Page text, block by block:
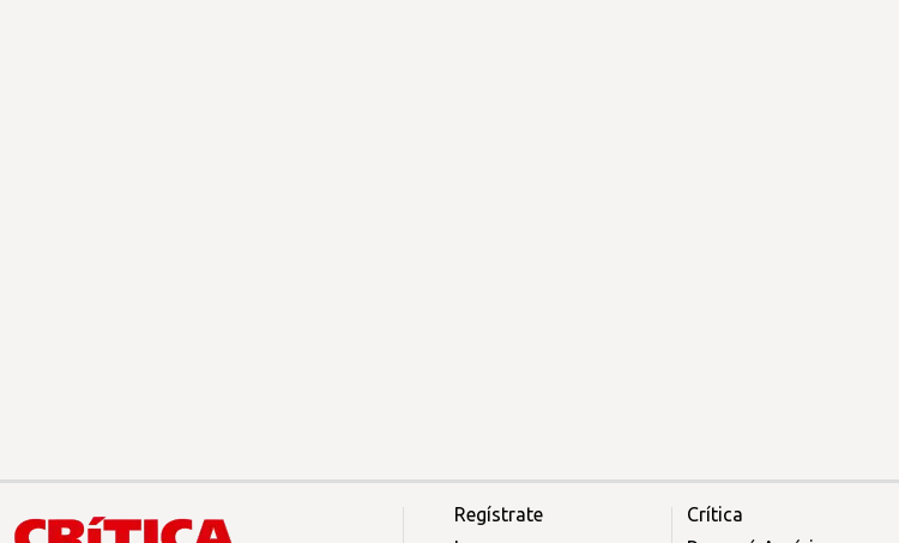
Regístrate
Crítica